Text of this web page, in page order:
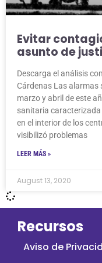
Evitar
asunto de
Descarga el análisis
Cárdenas Las alarmas
marzo y abril de este
sanitaria
en el interior de los
visibilizó problemas
LEER MÁS »
August 13, 2020
Recursos
Aviso de